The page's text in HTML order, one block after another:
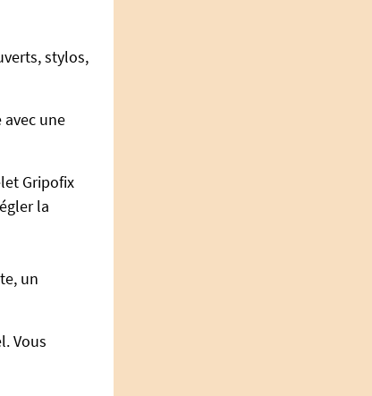
stylos,
une
Gripofix
la
un
Vous